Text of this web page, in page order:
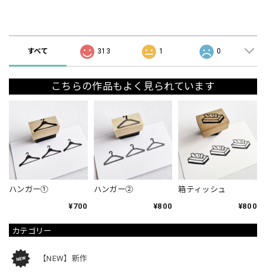
カテゴリー
【NEW】新作
すべて 313 1 0
こちらの作品もよく見られています
ハンガー①
¥700
ハンガー②
¥800
箱ティッシュ
¥800